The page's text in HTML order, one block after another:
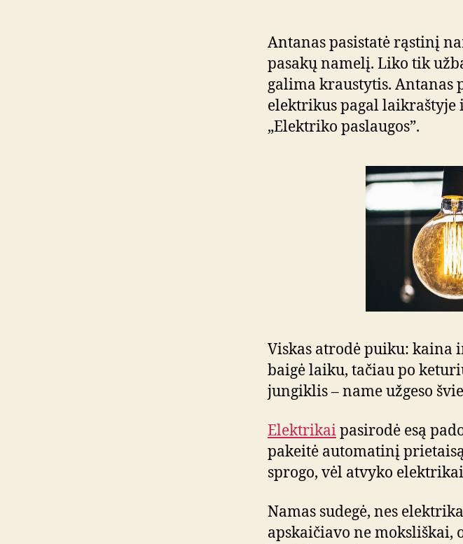
Antanas pasistatė rąstinį
pasakų namelį. Liko tik
galima kraustytis. Antanas
elektrikus pagal laikraštyje
„Elektriko paslaugos”.
Viskas atrodė puiku:
baigė laiku, tačiau po
jungiklis – name užgeso
Elektrikaipasirodė esą
pakeitė automatinį
sprogo, vėl atvyko
Namas sudegė, nes
apskaičiavo ne moksliškai,